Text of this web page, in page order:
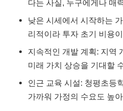
다는 사실, 누구에게나 매
낮은 시세에서 시작하는
리적이라 투자 초기 비용
지속적인 개발 계획: 지역
미래 가치 상승을 기대할
인근 교육 시설: 청평초등
가까워 가정의 수요도 높